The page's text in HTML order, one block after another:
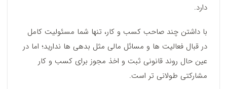
دارد.
با داشتن چند صاحب کسب و کار، تنها شما مسئولیت کامل
در قبال فعالیت ها و مسائل مالی مثل بدهی ها ندارید؛ اما در
عین حال روند قانونی ثبت و اخذ مجوز برای کسب و کار
مشارکتی طولانی تر است.